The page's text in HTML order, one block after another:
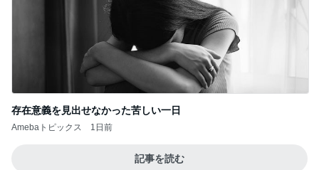
存在意義を見出せなかった苦しい一日
Amebaトピックス 1日前
記事を読む